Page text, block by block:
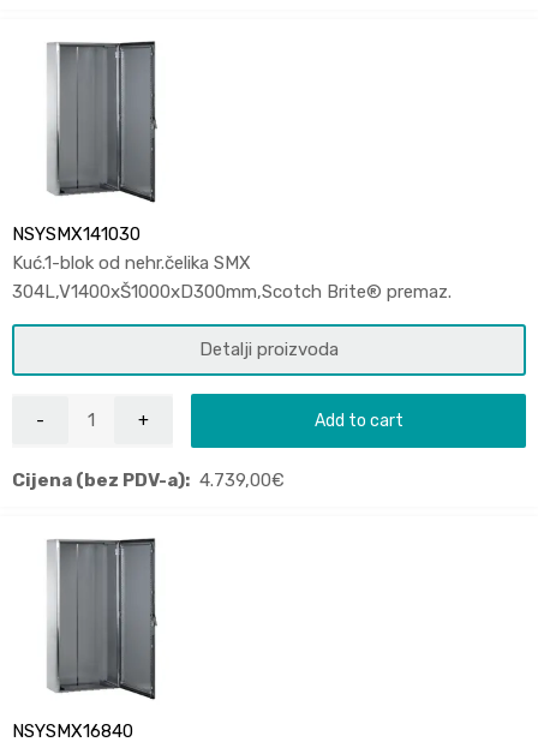
NSYSMX141030
Kuć.1-blok od nehr.čelika SMX
304L,V1400xŠ1000xD300mm,Scotch Brite® premaz.
Detalji proizvoda
Add to cart
Cijena (bez PDV-a): 4.739,00€
NSYSMX16840